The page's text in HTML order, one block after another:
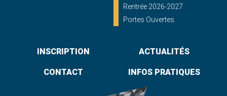
Rentrée 2026-2027
Portes Ouvertes
INSCRIPTION ACTUALITÉS
CONTACT INFOS PRATIQUES